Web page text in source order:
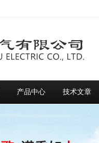
产品中心 技术文章